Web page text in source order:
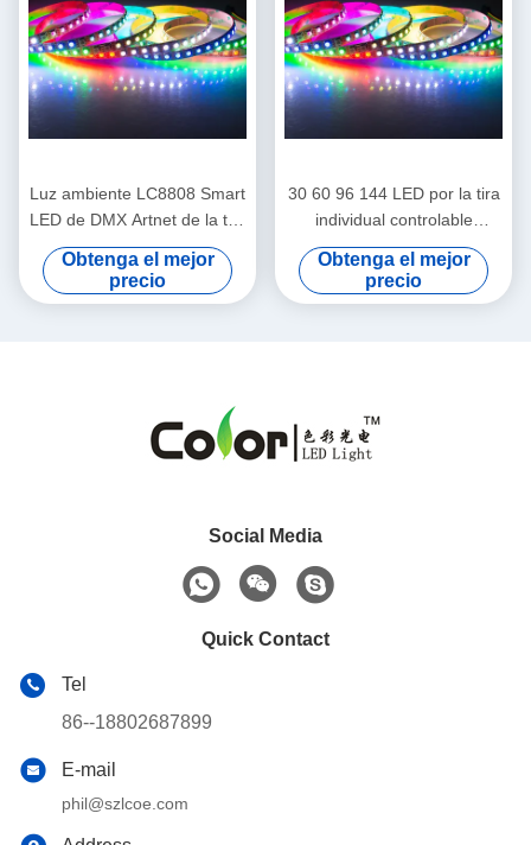
Luz ambiente LC8808 Smart
LED de DMX Artnet de la tira
controlable del regulador
Obtenga el mejor
precio
30 60 96 144 LED por la tira
individual controlable
LC8808 del pixel LED del
programa del color del metro
DC12V Digitaces RGB
Obtenga el mejor
precio
Social Media
Quick Contact
Tel
86--18802687899
E-mail
phil@szlcoe.com